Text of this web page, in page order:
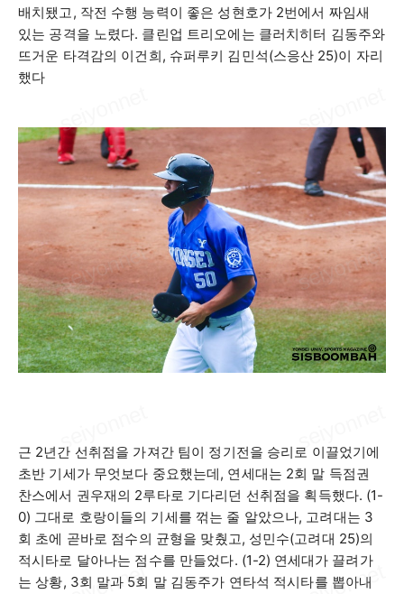
배치됐고 , 작전 수행 능력이 좋은 성현호가 2번에서 짜임새
있는 공격을 노렸다. 클린업 트리오에는 클러치히터 김동주와
뜨거운 타격감의 이건희, 슈퍼루키 김민석(스응산 25)이 자리
했다
근 2년간 선취점을 가져간 팀이 정기전을 승리로 이끌었기에
초반 기세가 무엇보다 중요했는데, 연세대는 2회 말 득점권
찬스에서 권우재의 2루타로 기다리던 선취점을 획득했다. (1-
0) 그대로 호랑이들의 기세를 꺾는 줄 알았으나, 고려대는 3
회 초에 곧바로 점수의 균형을 맞췄고, 성민수(고려대 25)의
적시타로 달아나는 점수를 만들었다. (1-2) 연세대가 끌려가
는 상황, 3회 말과 5회 말 김동주가 연타석 적시타를 뽑아내